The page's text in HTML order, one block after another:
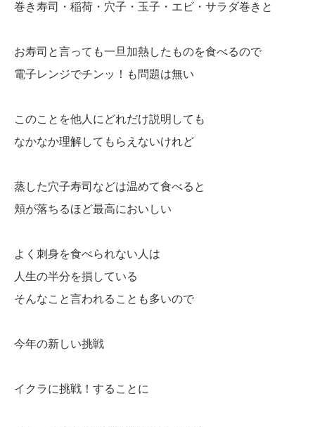
巻き寿司・稲荷・穴子・玉子・エビ・サラダ巻きと
お寿司と言っても一旦加熱したものを食べるので
電子レンジでチンッ！も問題は無い
このことを他人にどれだけ説明しても
なかなか理解してもらえないけれど
蒸した穴子寿司などは温めて食べると
頬が落ちるほど最高においしい
よく刺身を食べられない人は
人生の半分を損している
そんなこと言われることも多いので
今年の新しい挑戦
イクラに挑戦！することに